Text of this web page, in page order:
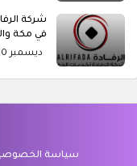
في مكة
ديسمبر 10, 2025
سياسة